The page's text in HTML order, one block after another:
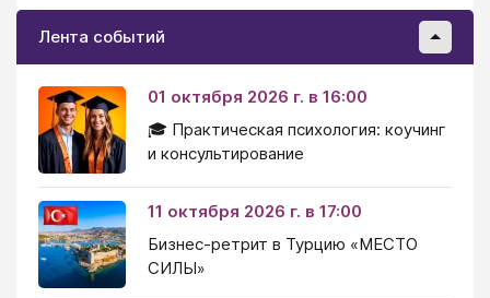
Лента событий
01 октября 2026 г. в 16:00
🎓 Практическая психология: коучинг
и консультирование
11 октября 2026 г. в 17:00
Бизнес-ретрит в Турцию «МЕСТО
СИЛЫ»